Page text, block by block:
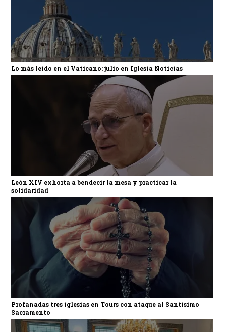
Lo más leído en el Vaticano: julio en Iglesia Noticias
León XIV exhorta a bendecir la mesa y practicar la
solidaridad
Profanadas tres iglesias en Tours con ataque al Santísimo
Sacramento